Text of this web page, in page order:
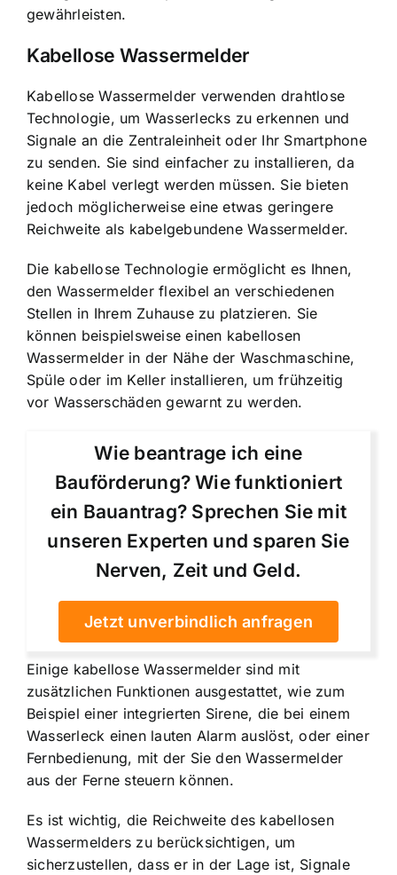
gewährleisten.
Kabellose Wassermelder
Kabellose Wassermelder verwenden drahtlose
Technologie, um Wasserlecks zu erkennen und
Signale an die Zentraleinheit oder Ihr Smartphone
zu senden. Sie sind einfacher zu installieren, da
keine Kabel verlegt werden müssen. Sie bieten
jedoch möglicherweise eine etwas geringere
Reichweite als kabelgebundene Wassermelder.
Die kabellose Technologie ermöglicht es Ihnen,
den Wassermelder flexibel an verschiedenen
Stellen in Ihrem Zuhause zu platzieren. Sie
können beispielsweise einen kabellosen
Wassermelder in der Nähe der Waschmaschine,
Spüle oder im Keller installieren, um frühzeitig
vor Wasserschäden gewarnt zu werden.
Wie beantrage ich eine
Bauförderung? Wie funktioniert
ein Bauantrag? Sprechen Sie mit
unseren Experten und sparen Sie
Nerven, Zeit und Geld.
Jetzt unverbindlich anfragen
Einige kabellose Wassermelder sind mit
zusätzlichen Funktionen ausgestattet, wie zum
Beispiel einer integrierten Sirene, die bei einem
Wasserleck einen lauten Alarm auslöst, oder einer
Fernbedienung, mit der Sie den Wassermelder
aus der Ferne steuern können.
Es ist wichtig, die Reichweite des kabellosen
Wassermelders zu berücksichtigen, um
sicherzustellen, dass er in der Lage ist, Signale